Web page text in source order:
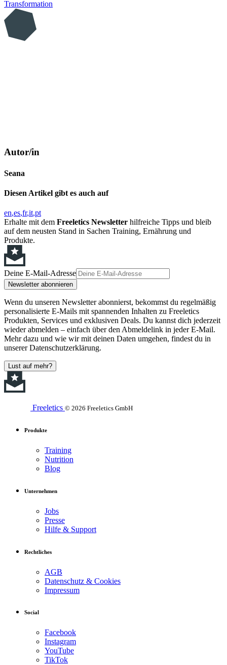
Transformation
Autor/in
Seana
Diesen Artikel gibt es auch auf
en es fr it pt
Erhalte mit dem Freeletics Newsletter hilfreiche Tipps und bleib
auf dem neusten Stand in Sachen Training, Ernährung und
Produkte.
Deine E-Mail-Adresse
Newsletter abonnieren
Wenn du unseren Newsletter abonnierst, bekommst du regelmäßig
personalisierte E-Mails mit spannenden Inhalten zu Freeletics
Produkten, Services und exklusiven Deals. Du kannst dich jederzeit
wieder abmelden – einfach über den Abmeldelink in jeder E-Mail.
Mehr dazu und wie wir mit deinen Daten umgehen, findest du in
unserer Datenschutzerklärung.
Lust auf mehr?
Freeletics © 2026 Freeletics GmbH
Produkte
Training
Nutrition
Blog
Unternehmen
Jobs
Presse
Hilfe & Support
Rechtliches
AGB
Datenschutz & Cookies
Impressum
Social
Facebook
Instagram
YouTube
TikTok